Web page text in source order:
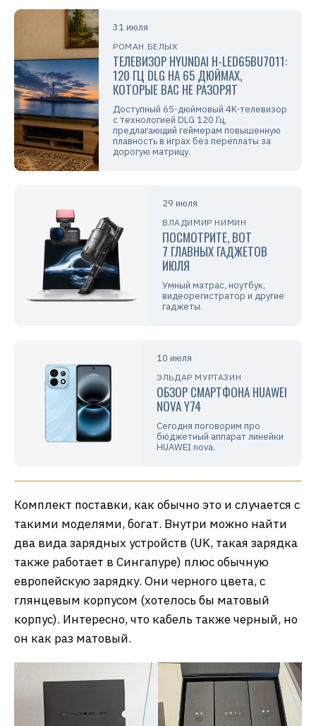
31 июля
РОМАН БЕЛЫХ
ТЕЛЕВИЗОР HYUNDAI H-LED65BU7011:
120 ГЦ DLG НА 65 ДЮЙМАХ,
КОТОРЫЕ ВАС НЕ РАЗОРЯТ
Доступный 65-дюймовый 4K-телевизор
с технологией DLG 120 Гц,
предлагающий геймерам повышенную
плавность в играх без переплаты за
дорогую матрицу.
29 июля
ВЛАДИМИР НИМИН
ПОСМОТРИТЕ, ВОТ
7 ГЛАВНЫХ ГАДЖЕТОВ
ИЮЛЯ
Умный матрас, ноутбук,
видеорегистратор и другие
гаджеты.
10 июля
ЭЛЬДАР МУРТАЗИН
ОБЗОР СМАРТФОНА HUAWEI
NOVA Y74
Сегодня поговорим про
бюджетный аппарат линейки
HUAWEI nova.
Комплект поставки, как обычно это и случается с
такими моделями, богат. Внутри можно найти
два вида зарядных устройств (UK, такая зарядка
также работает в Сингапуре) плюс обычную
европейскую зарядку. Они черного цвета, с
глянцевым корпусом (хотелось бы матовый
корпус). Интересно, что кабель также черный, но
он как раз матовый.